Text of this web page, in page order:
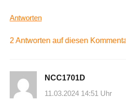
Antworten
2 Antworten auf diesen
NCC1701D
11.03.2024 14:51 Uhr